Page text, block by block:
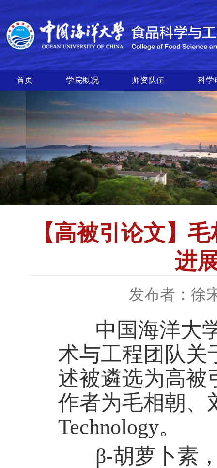
首页 学院概况 师资队伍 科学
【高被引论文】
进
发布者：徐
中国海洋大
术与工程团队关
述被遴选为高被
作者为毛相朝、
Technology。
β-胡萝卜素，